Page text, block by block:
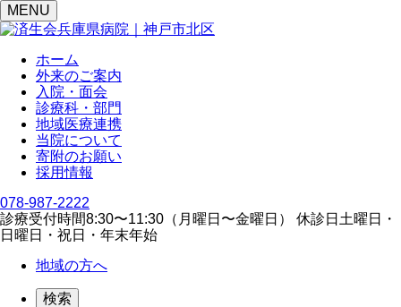
MENU
ホーム
外来のご案内
入院・面会
診療科・部門
地域医療連携
当院について
寄附のお願い
採用情報
078-987-2222
診療受付時間8:30〜11:30（⽉曜⽇〜⾦曜⽇） 休診日 ⼟曜⽇・
⽇曜⽇・祝⽇・年末年始
地域の方へ
検索